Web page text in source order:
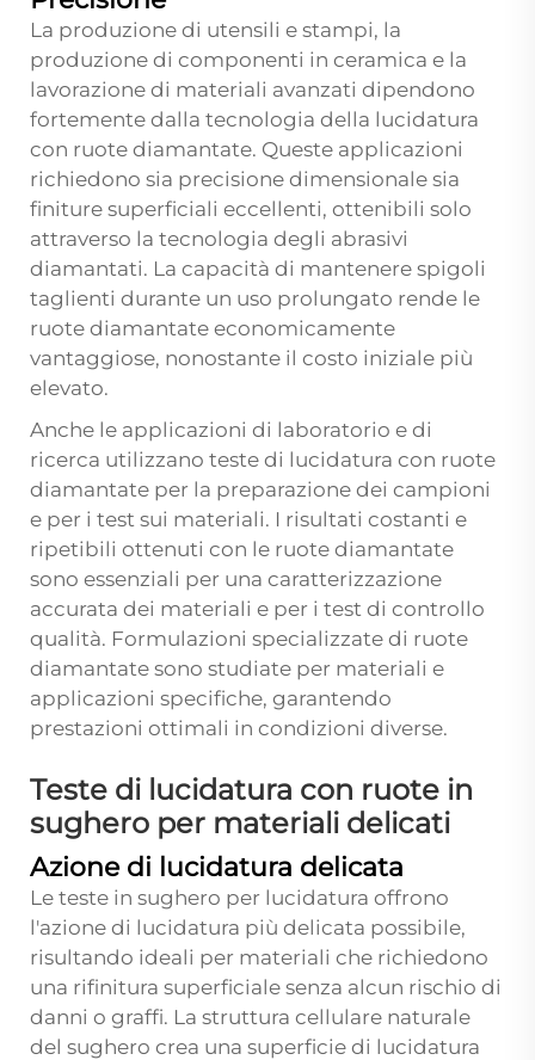
La produzione di utensili e stampi, la
produzione di componenti in ceramica e la
lavorazione di materiali avanzati dipendono
fortemente dalla tecnologia della lucidatura
con ruote diamantate. Queste applicazioni
richiedono sia precisione dimensionale sia
finiture superficiali eccellenti, ottenibili solo
attraverso la tecnologia degli abrasivi
diamantati. La capacità di mantenere spigoli
taglienti durante un uso prolungato rende le
ruote diamantate economicamente
vantaggiose, nonostante il costo iniziale più
elevato.
Anche le applicazioni di laboratorio e di
ricerca utilizzano teste di lucidatura con ruote
diamantate per la preparazione dei campioni
e per i test sui materiali. I risultati costanti e
ripetibili ottenuti con le ruote diamantate
sono essenziali per una caratterizzazione
accurata dei materiali e per i test di controllo
qualità. Formulazioni specializzate di ruote
diamantate sono studiate per materiali e
applicazioni specifiche, garantendo
prestazioni ottimali in condizioni diverse.
Teste di lucidatura con ruote in
sughero per materiali delicati
Azione di lucidatura delicata
Le teste in sughero per lucidatura offrono
l'azione di lucidatura più delicata possibile,
risultando ideali per materiali che richiedono
una rifinitura superficiale senza alcun rischio di
danni o graffi. La struttura cellulare naturale
del sughero crea una superficie di lucidatura